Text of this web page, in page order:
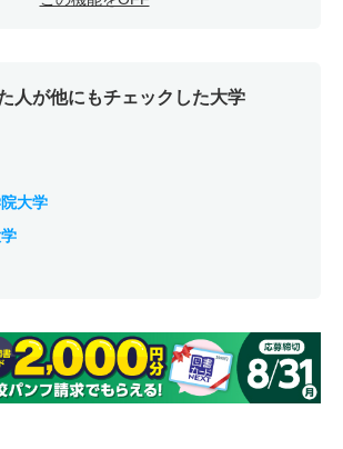
人が他にもチェックした大学
大学